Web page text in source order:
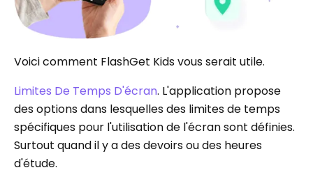
Voici comment FlashGet Kids vous serait utile.
Limites De Temps D'écran. L'application propose
des options dans lesquelles des limites de temps
spécifiques pour l'utilisation de l'écran sont définies.
Surtout quand il y a des devoirs ou des heures
d'étude.